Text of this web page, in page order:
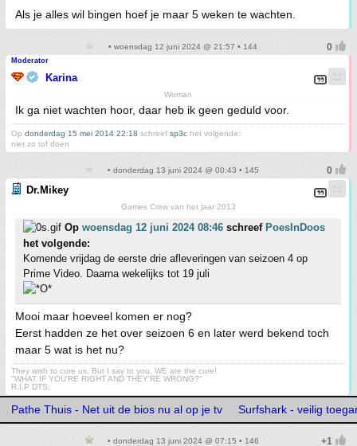
Als je alles wil bingen hoef je maar 5 weken te wachten.
• woensdag 12 juni 2024 @ 21:57 • 144
Moderator
Karina
Woman
Ik ga niet wachten hoor, daar heb ik geen geduld voor.
Op donderdag 15 mei 2014 22:18 schreef sp3c het volgende:
niet zo tof doen
• donderdag 13 juni 2024 @ 00:43 • 145
Dr.Mikey
Games Crew van het jaar 2013
Op woensdag 12 juni 2024 08:46 schreef PoesInDoos
het volgende:
Komende vrijdag de eerste drie afleveringen van seizoen 4 op
Prime Video. Daarna wekelijks tot 19 juli
Mooi maar hoeveel komen er nog?
Eerst hadden ze het over seizoen 6 en later werd bekend toch
maar 5 wat is het nu?
They wish to cure us. But I say to you, WE are the cure!
"WHAT IF YOU'RE RIGHT AND THEY'RE WRONG?"
R.I.P DTS.
Pathe Thuis - Net uit de bios nu al op je tv Surfshark - veilig
• donderdag 13 juni 2024 @ 07:15 • 146